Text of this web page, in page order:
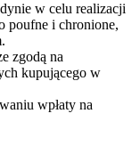
w celu realizacji
poufne i chronione,
zgodą na
kupującego w
wpłaty na